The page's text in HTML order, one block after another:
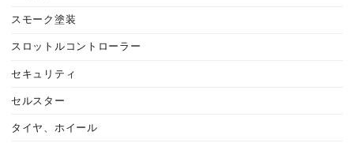
スモーク塗装
スロットルコントローラー
セキュリティ
セルスター
タイヤ、ホイール